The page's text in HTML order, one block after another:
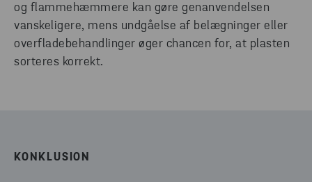
og flammehæmmere kan gøre genanvendelsen
vanskeligere, mens undgåelse af belægninger eller
overfladebehandlinger øger chancen for, at plasten
sorteres korrekt.
KONKLUSION